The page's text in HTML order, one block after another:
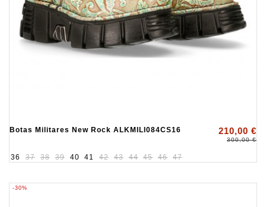
Botas Militares New Rock ALKMILI084CS16 210,00 €
300,00 €
36 37 38 39 40 41 42 43 44 45 46 47
-30%